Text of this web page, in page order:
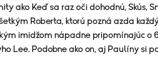
ako Keď sa raz oči dohodnú, Skús,
Roberta, ktorú pozná azda
imidžom nápadne pripomínajúc o
Lee. Podobne ako on, aj Paulíny si